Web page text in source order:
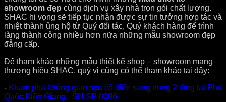
showroom đẹp cùng dịch vụ xây nhà trọn gói chất lượng.
SHAC hi vọng sẽ tiếp tục nhận được sự tin tưởng hợp tác và
nhiệt thành ủng hộ từ Quý đối tác, Quý khách hàng để trình
làng thành công nhiều hơn nữa những mẫu showroom đẹp
đẳng cấp.
Để tham khảo những mẫu thiết kế shop – showroom mang
thương hiệu SHAC, quý vị cũng có thể tham khảo tại đây:
- Khám phá không gian spa cổ điển sang trọng 2 tầng tại Phú
Quốc Kiên Giang - SH SP 0006